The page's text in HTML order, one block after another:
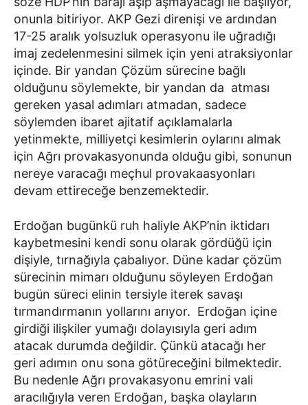
onunla bitiriyor. AKP Gezi direnişi ve ardından
17-25 aralık yolsuzluk operasyonu ile uğradığı
imaj zedelenmesini silmek için yeni atraksiyonlar
içinde. Bir yandan Çözüm sürecine bağlı
olduğunu söylemekte, bir yandan da atması
gereken yasal adımları atmadan, sadece
söylemden ibaret ajitatif açıklamalarla
yetinmekte, milliyetçi kesimlerin oylarını almak
için Ağrı provakasyonunda olduğu gibi, sonunun
nereye varacağı meçhul provakaasyonları
devam ettireceğe benzemektedir.
Erdoğan bugünkü ruh haliyle AKP’nin iktidarı
kaybetmesini kendi sonu olarak gördüğü için
dişiyle, tırnağıyla çabalıyor. Düne kadar çözüm
sürecinin mimarı olduğunu söyleyen Erdoğan
bugün süreci elinin tersiyle iterek savaşı
tırmandırmanın yollarını arıyor. Erdoğan içine
girdiği ilişkiler yumağı dolayısıyla geri adım
atacak durumda değildir. Çünkü atacağı her
geri adımın onu sona götüreceğini bilmektedir.
Bu nedenle Ağrı provakasyonu emrini vali
aracılığıyla veren Erdoğan, başka olayların